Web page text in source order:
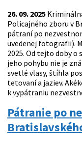
26. 09. 2025
Policajného zboru v
pátraní po
uvedenej fotografii).
2025. Od tejto doby o
jeho pohybu nie je
svetlé vlasy, štíhla
tetovaní a jaziev.
k vypátraniu
Pátranie po